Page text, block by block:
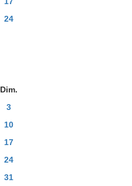
24
Dim.
3
10
17
24
31